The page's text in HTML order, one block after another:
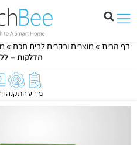
דף הבית » מוצרים ובקרים לבית חכם »
הדלקות –
מידע התקנה